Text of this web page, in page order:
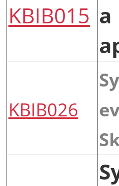
KBIB015 a
KBIB026